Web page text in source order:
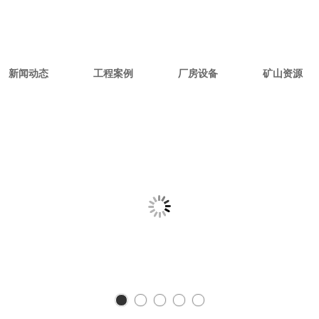
新闻动态 工程案例 厂房设备 矿山资源